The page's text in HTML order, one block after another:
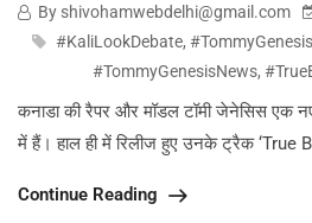
By shivohamwebdelhi@gmail.com
#KaliLookDebate, #TommyGenesis
#TommyGenesisNews,
कनाडा की रैपर और मॉडल टॉमी जेनेसिस एक नए
में हैं। हाल ही में रिलीज हुए उनके ट्रैक ‘True
Continue Reading